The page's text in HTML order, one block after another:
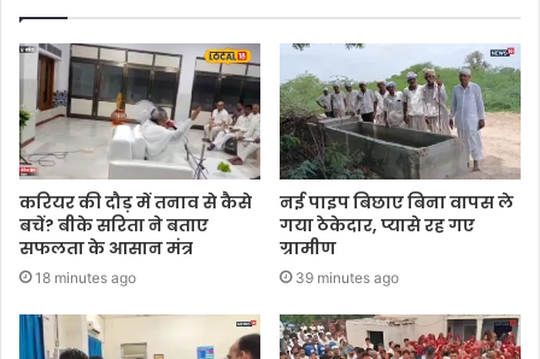
करियर की दौड़ में तनाव से कैसे
बचें? बीके सरिता ने बताए
सफलता के आसान मंत्र
18 minutes ago
नई पाइप बिछाए बिना वापस ले
गया ठेकेदार, प्यासे रह गए
ग्रामीण
39 minutes ago